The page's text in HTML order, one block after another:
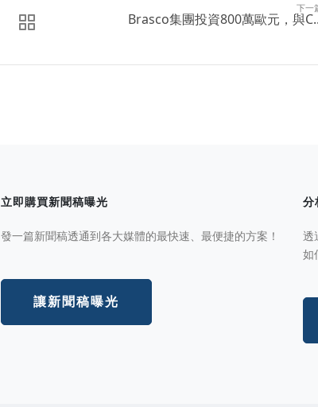
下一
Brasco集團投資800萬歐元，與
立即購買新聞稿曝光
發一篇新聞稿透通到各大媒體的最快速、最便捷的方案！
讓新聞稿曝光
分
透
如